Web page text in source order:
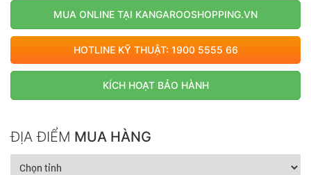
Màu hồng Korean Star Series hiện đại, mang đến không gian
bếp tinh tế
MUA ONLINE TẠI KANGAROOSHOPPING.VN
HOTLINE KỸ THUẬT: 1900 5555 66
KÍCH HOẠT BẢO HÀNH
ĐỊA ĐIỂM MUA HÀNG